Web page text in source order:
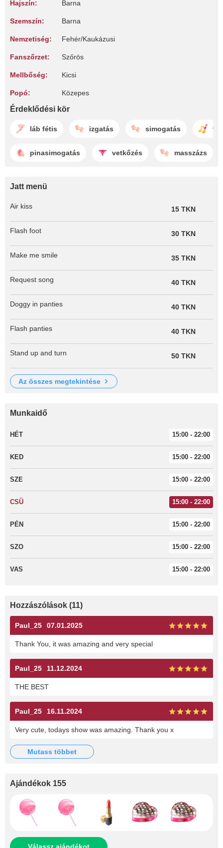
Hajszín: Barna
Szemszín: Barna
Nemzetiség: Fehér/Kaukázusi
Fanszőrzet: Szőrös
Mellbőség: Kicsi
Popó: Közepes
Érdeklődési kör
láb fétis izgatás simogatás
pinasimogatás vetkőzés masszázs
Jatt menü
Air kiss 15 TKN
Flash foot 30 TKN
Make me smile 35 TKN
Request song 40 TKN
Doggy in panties 40 TKN
Flash panties 40 TKN
Stand up and turn 50 TKN
az összes megtekintése
Munkaidő
HÉT 15:00 - 22:00
KED 15:00 - 22:00
SZE 15:00 - 22:00
CSÜ 15:00 - 22:00
PÉN 15:00 - 22:00
SZO 15:00 - 22:00
VAS 15:00 - 22:00
Hozzászólások (11)
Paul_25 07.01.2025
Thank You, it was amazing and very special
Paul_25 11.12.2024
THE BEST
Paul_25 16.11.2024
Very cute, todays show was amazing. Thank you x
mutass többet
Ajándékok 155